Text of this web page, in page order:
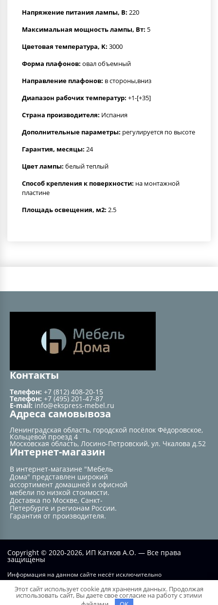
Напряжение питания лампы, В: 220
Максимальная мощность лампы, Вт: 5
Цветовая температура, K: 3000
Форма плафонов: овал объемный
Направление плафонов: в стороны,вниз
Диапазон рабочих температур: +1-[+35]
Страна производителя: Испания
Дополнительные параметры: регулируется по высоте
Гарантия, месяцы: 24
Цвет лампы: белый теплый
Способ крепления к поверхности: на монтажной
пластине
Площадь освещения, м2: 2.5
Контакты
Телефон: +7 (812) 408-20-15
Телефон: +7 (495) 201-47-87
E-mail: info@ekspress-mebel.ru
Адреса самовывоза
Ленинградская область, городской посёлок Фёдоровское,
Кольцевой проезд 4
Московская область, Лосино-Петровский, ул. Чкалова д.52
Интернет-магазин
В интернет-магазине "Мебель
Дома" представлен широкий
ассортимент домашней и офисной
мебели по низкой стоимости.
Доставка по Москве, Санкт-
Петербурге и регионам России.
Гарантия от производителя.
Copyright © 2020-2026, ИП Катков А.О. — Все права
защищены
Информация на данном сайте несёт исключительно
публичной офертой, определяемой положением статьи №437 ГК РФ.
Этот сайт использует cookie для хранения данных. Продолжая
использовать сайт, Вы даете свое согласие на работу с этими